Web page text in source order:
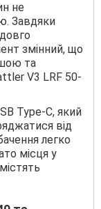
не
Завдяки
змінний, що
та
V3 LRF 50-
Type-C, який
від
легко
місця у